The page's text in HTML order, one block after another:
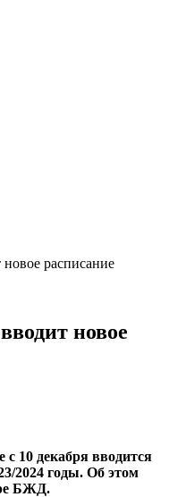
расписание
новое
с 10 декабря вводится
2024 годы. Об этом
БЖД.